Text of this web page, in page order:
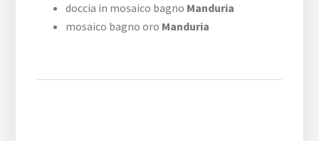
doccia in mosaico bagno Manduria
mosaico bagno oro Manduria